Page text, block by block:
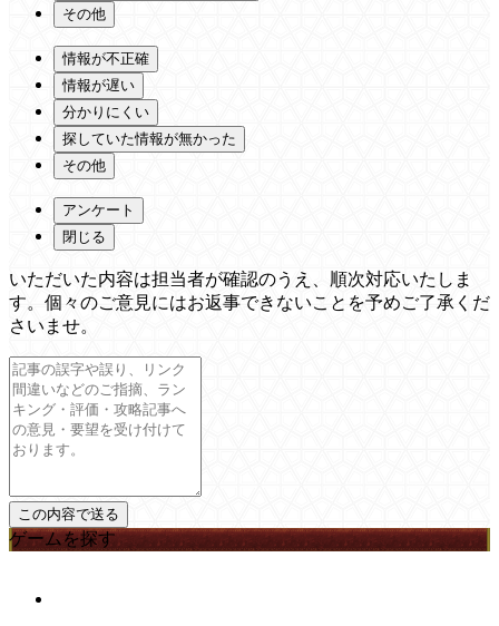
その他
情報が不正確
情報が遅い
分かりにくい
探していた情報が無かった
その他
アンケート
閉じる
いただいた内容は担当者が確認のうえ、順次対応いたしま
す。個々のご意見にはお返事できないことを予めご了承くだ
さいませ。
ゲームを探す